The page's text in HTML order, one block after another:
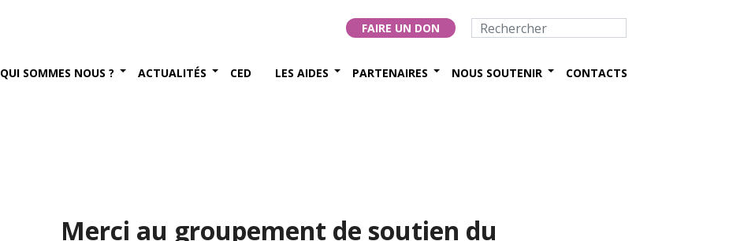
FAIRE UN DON
QUI SOMMES NOUS ? ACTUALITÉS CED LES AIDES PARTENAIRES NOUS SOUTENIR CONTACTS
Merci au groupement de soutien du